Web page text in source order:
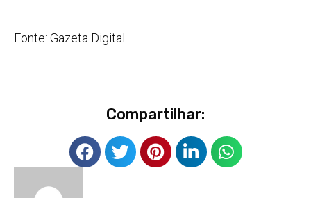
Fonte: Gazeta Digital
Compartilhar: